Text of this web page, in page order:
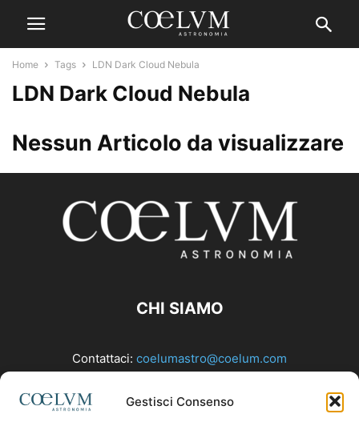
Gestisci Consenso
Home Tags LDN Dark Cloud Nebula
LDN Dark Cloud Nebula
Nessun Articolo da visualizzare
CHI SIAMO
Contattaci: coelumastro@coelum.com
SEGUICI